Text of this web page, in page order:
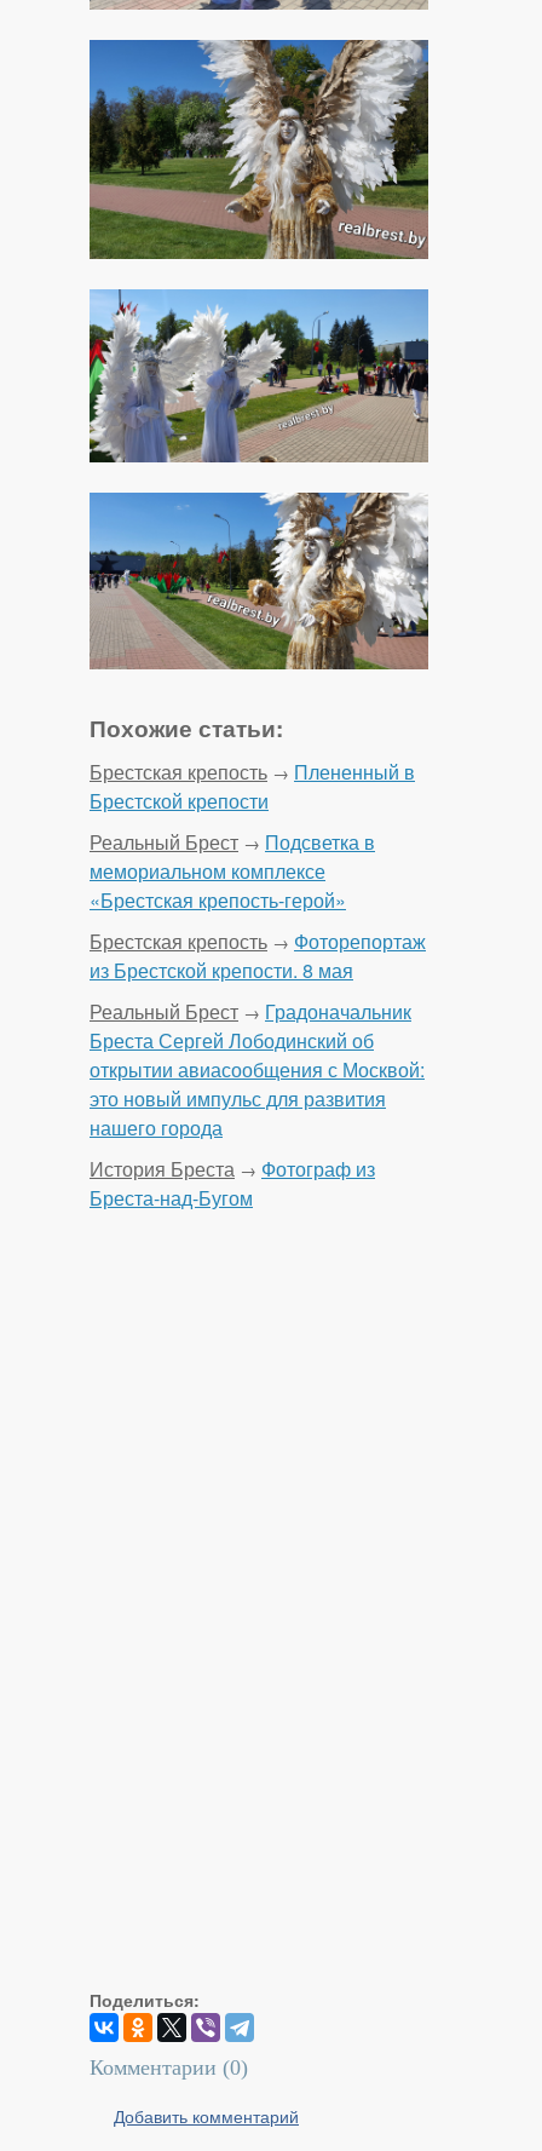
Похожие статьи:
Брестская крепость → Плененный в
Брестской крепости
Реальный Брест → Подсветка в
мемориальном комплексе
«Брестская крепость-герой»
Брестская крепость → Фоторепортаж
из Брестской крепости. 8 мая
Реальный Брест → Градоначальник
Бреста Сергей Лободинский об
открытии авиасообщения с Москвой:
это новый импульс для развития
нашего города
История Бреста → Фотограф из
Бреста-над-Бугом
Поделиться:
Комментарии (0)
Добавить комментарий